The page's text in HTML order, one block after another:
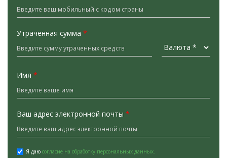
Утраченная сумма *
Имя *
Ваш адрес электронной почты *
Я даю согласие на обработку персональных данных.